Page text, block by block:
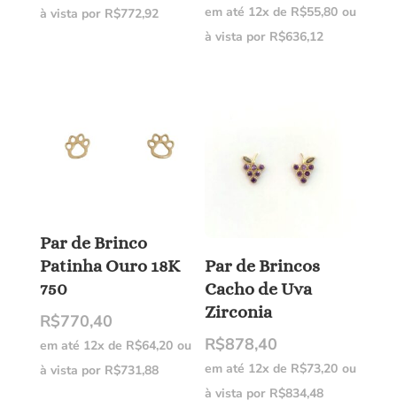
à vista por R$772,92 em até 12x de R$55,80 ou
à vista por R$636,12
Par de Brinco
Patinha Ouro 18K
750
R$770,40
em até 12x de R$64,20 ou
à vista por R$731,88
Par de Brincos
Cacho de Uva
Zirconia
R$878,40
em até 12x de R$73,20 ou
à vista por R$834,48